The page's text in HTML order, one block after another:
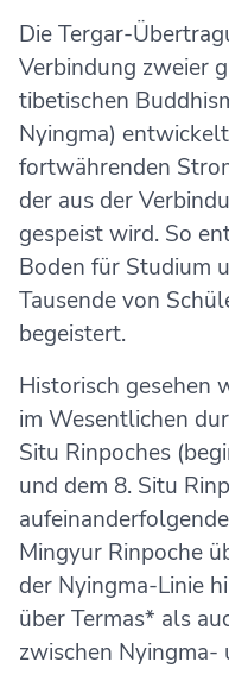
Die Tergar-
Verbindung zweier
tibetischen
Nyingma)
fortwährenden
der aus der
gespeist wird. So
Boden für Studium
Tausende von
begeistert.
Historisch gesehen
im Wesentlichen
Situ Rinpoches
und dem 8. Situ
Mingyur Rinpoche
der Nyingma-Linie
über Termas* als
zwischen Nyingma-